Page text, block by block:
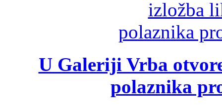
U Galeriji Vrba
polaznika